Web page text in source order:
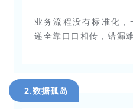
业务流程没有标准化
递全靠口口相传，错漏难
2.数据孤岛